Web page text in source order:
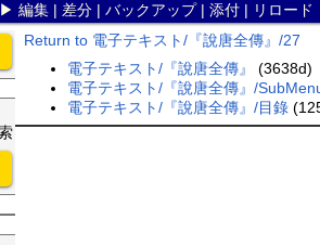
編集| 差分| バックアップ| 添付| リロード
Return to 電子テキスト/『說唐全傳』/27
電子テキスト/『說唐全傳』
(3638d)
電子テキスト/『說唐全傳』/
電子テキスト/『說唐全傳』/目錄